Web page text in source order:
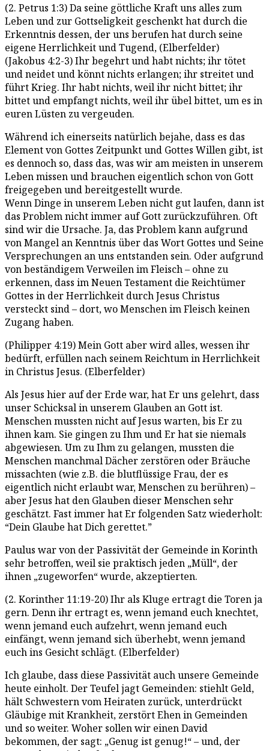
(2. Petrus 1:3) Da seine göttliche Kraft uns alles zum
Leben und zur Gottseligkeit geschenkt hat durch die
Erkenntnis dessen, der uns berufen hat durch seine
eigene Herrlichkeit und Tugend, (Elberfelder)
(Jakobus 4:2-3) Ihr begehrt und habt nichts; ihr tötet
und neidet und könnt nichts erlangen; ihr streitet und
führt Krieg. Ihr habt nichts, weil ihr nicht bittet; ihr
bittet und empfangt nichts, weil ihr übel bittet, um es in
euren Lüsten zu vergeuden.
Während ich einerseits natürlich bejahe, dass es das
Element von Gottes Zeitpunkt und Gottes Willen gibt, ist
es dennoch so, dass das, was wir am meisten in unserem
Leben missen und brauchen eigentlich schon von Gott
freigegeben und bereitgestellt wurde.
Wenn Dinge in unserem Leben nicht gut laufen, dann ist
das Problem nicht immer auf Gott zurückzuführen. Oft
sind wir die Ursache. Ja, das Problem kann aufgrund
von Mangel an Kenntnis über das Wort Gottes und Seine
Versprechungen an uns entstanden sein. Oder aufgrund
von beständigem Verweilen im Fleisch – ohne zu
erkennen, dass im Neuen Testament die Reichtümer
Gottes in der Herrlichkeit durch Jesus Christus
versteckt sind – dort, wo Menschen im Fleisch keinen
Zugang haben.
(Philipper 4:19) Mein Gott aber wird alles, wessen ihr
bedürft, erfüllen nach seinem Reichtum in Herrlichkeit
in Christus Jesus. (Elberfelder)
Als Jesus hier auf der Erde war, hat Er uns gelehrt, dass
unser Schicksal in unserem Glauben an Gott ist.
Menschen mussten nicht auf Jesus warten, bis Er zu
ihnen kam. Sie gingen zu Ihm und Er hat sie niemals
abgewiesen. Um zu Ihm zu gelangen, mussten die
Menschen manchmal Dächer zerstören oder Bräuche
missachten (wie z.B. die blutflüssige Frau, der es
eigentlich nicht erlaubt war, Menschen zu berühren) –
aber Jesus hat den Glauben dieser Menschen sehr
geschätzt. Fast immer hat Er folgenden Satz wiederholt:
“Dein Glaube hat Dich gerettet.”
Paulus war von der Passivität der Gemeinde in Korinth
sehr betroffen, weil sie praktisch jeden „Müll“, der
ihnen „zugeworfen“ wurde, akzeptierten.
(2. Korinther 11:19-20) Ihr als Kluge ertragt die Toren ja
gern. Denn ihr ertragt es, wenn jemand euch knechtet,
wenn jemand euch aufzehrt, wenn jemand euch
einfängt, wenn jemand sich überhebt, wenn jemand
euch ins Gesicht schlägt. (Elberfelder)
Ich glaube, dass diese Passivität auch unsere Gemeinde
heute einholt. Der Teufel jagt Gemeinden: stiehlt Geld,
hält Schwestern vom Heiraten zurück, unterdrückt
Gläubige mit Krankheit, zerstört Ehen in Gemeinden
und so weiter. Woher sollen wir einen David
bekommen, der sagt: „Genug ist genug!“ – und, der